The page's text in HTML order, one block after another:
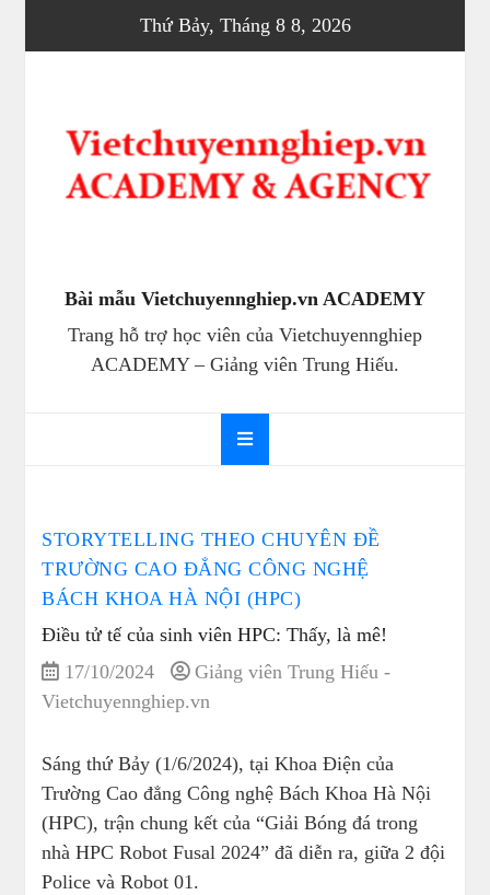
Thứ Bảy, Tháng 8 8, 2026
Bài mẫu Vietchuyennghiep.vn ACADEMY
Trang hỗ trợ học viên của Vietchuyennghiep
ACADEMY – Giảng viên Trung Hiếu.
STORYTELLING THEO CHUYÊN ĐỀ
TRƯỜNG CAO ĐẲNG CÔNG NGHỆ
BÁCH KHOA HÀ NỘI (HPC)
Điều tử tế của sinh viên HPC: Thấy, là mê!
17/10/2024
Giảng viên Trung Hiếu -
Vietchuyennghiep.vn
Sáng thứ Bảy (1/6/2024), tại Khoa Điện của
Trường Cao đẳng Công nghệ Bách Khoa Hà Nội
(HPC), trận chung kết của “Giải Bóng đá trong
nhà HPC Robot Fusal 2024” đã diễn ra, giữa 2 đội
Police và Robot 01.